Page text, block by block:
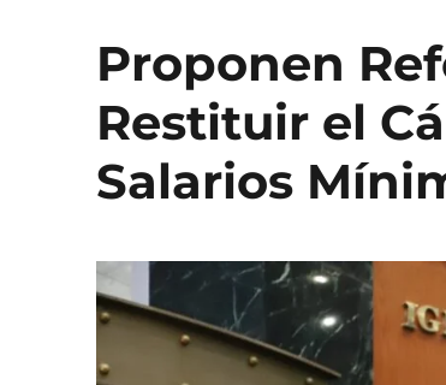
Proponen
Restituir el
Salarios